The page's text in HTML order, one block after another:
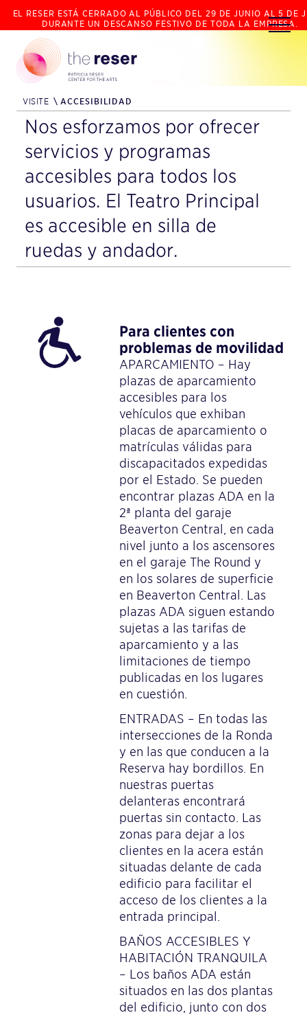
EL RESER ESTÁ CERRADO AL PÚBLICO DEL 29 DE JUNIO AL 5 DE
DURANTE UN DESCANSO FESTIVO DE TODA LA EMPRESA.
VISITE \ ACCESIBILIDAD
Nos esforzamos por ofrecer
servicios y programas
accesibles para todos los
usuarios. El Teatro Principal
es accesible en silla de
ruedas y andador.
Para clientes con
problemas de movilidad
APARCAMIENTO – Hay
plazas de aparcamiento
accesibles para los
vehículos que exhiban
placas de aparcamiento o
matrículas válidas para
discapacitados expedidas
por el Estado. Se pueden
encontrar plazas ADA en la
2ª planta del garaje
Beaverton Central, en cada
nivel junto a los ascensores
en el garaje The Round y
en los solares de superficie
en Beaverton Central. Las
plazas ADA siguen estando
sujetas a las tarifas de
aparcamiento y a las
limitaciones de tiempo
publicadas en los lugares
en cuestión.
ENTRADAS – En todas las
intersecciones de la Ronda
y en las que conducen a la
Reserva hay bordillos. En
nuestras puertas
delanteras encontrará
puertas sin contacto. Las
zonas para dejar a los
clientes en la acera están
situadas delante de cada
edificio para facilitar el
acceso de los clientes a la
entrada principal.
BAÑOS ACCESIBLES Y
HABITACIÓN TRANQUILA
– Los baños ADA están
situados en las dos plantas
del edificio, junto con dos